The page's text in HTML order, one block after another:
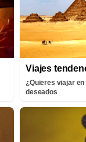
Viajes
¿Quieres viajar
deseados